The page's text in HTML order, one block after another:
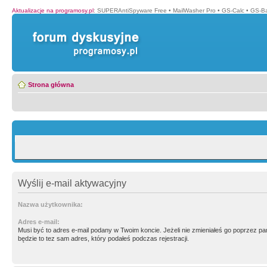
Aktualizacje na programosy.pl: SUPERAntiSpyware Free • MailWasher Pro • GS-Calc • GS-
Strona główna
Wyślij e-mail aktywacyjny
Nazwa użytkownika:
Adres e-mail:
Musi być to adres e-mail podany w Twoim koncie. Jeżeli nie zmieniałeś go poprzez
będzie to tez sam adres, który podałeś podczas rejestracji.